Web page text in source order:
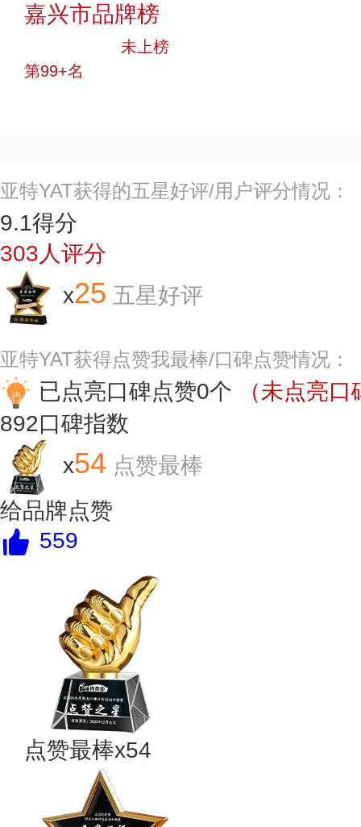
嘉兴市品牌榜
未上榜
第99+名
亚特YAT获得的五星好评/用户评分情况：
9.1得分
303人评分
x25 五星好评
亚特YAT获得点赞我最棒/口碑点赞情况：
已点亮口碑点赞0个
（未点亮
892口碑指数
x54 点赞最棒
给品牌点赞
559
点赞最棒x54